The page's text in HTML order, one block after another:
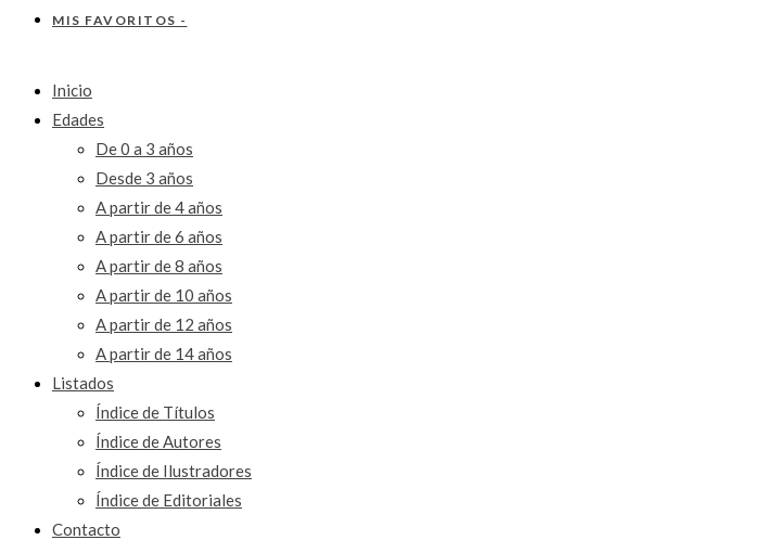
MIS FAVORITOS -
Inicio
Edades
De 0 a 3 años
Desde 3 años
A partir de 4 años
A partir de 6 años
A partir de 8 años
A partir de 10 años
A partir de 12 años
A partir de 14 años
Listados
Índice de Títulos
Índice de Autores
Índice de Ilustradores
Índice de Editoriales
Contacto